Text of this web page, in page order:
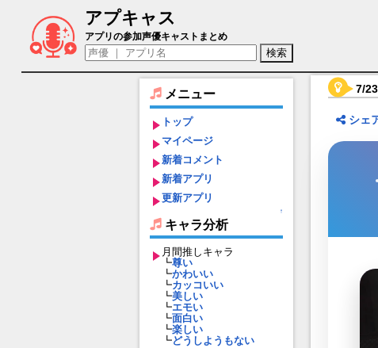
アプキャス
レティーフ（声優：大場悠冬)【グラナド・エ
アプリの参加声優キャストまとめ
メニュー
トップ
マイページ
新着コメント
新着アプリ
更新アプリ
↑
キャラ分析
月間推しキャラ
┗尊い
┗かわいい
┗カッコいい
┗美しい
┗エモい
┗面白い
┗楽しい
┗どうしようもない
7/
シェ